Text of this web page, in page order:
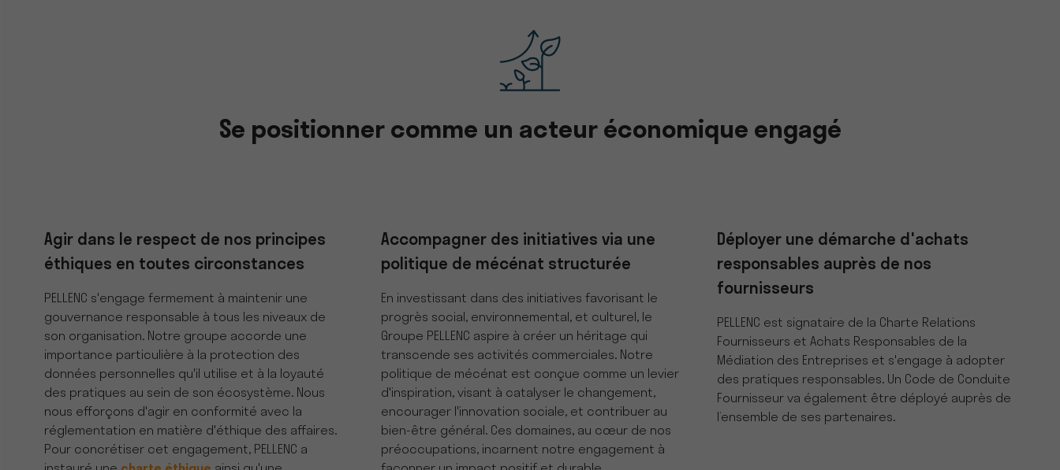
Se positionner comme un acteur économique engagé
Agir dans le respect de nos principes
éthiques en toutes circonstances
PELLENC s'engage fermement à maintenir une
gouvernance responsable à tous les niveaux de
son organisation. Notre groupe accorde une
importance particulière à la protection des
données personnelles qu'il utilise et à la loyauté
des pratiques au sein de son écosystème. Nous
nous efforçons d'agir en conformité avec la
réglementation en matière d'éthique des affaires.
Pour concrétiser cet engagement, PELLENC a
Accompagner des initiatives via une
politique de mécénat structurée
En investissant dans des initiatives favorisant le
progrès social, environnemental, et culturel, le
Groupe PELLENC aspire à créer un héritage qui
transcende ses activités commerciales. Notre
politique de mécénat est conçue comme un levier
d'inspiration, visant à catalyser le changement,
encourager l'innovation sociale, et contribuer au
bien-être général. Ces domaines, au cœur de nos
préoccupations, incarnent notre engagement à
Déployer une démarche d'achats
responsables auprès de nos
fournisseurs
PELLENC est signataire de la Charte Relations
Fournisseurs et Achats Responsables de la
Médiation des Entreprises et s'engage à adopter
des pratiques responsables. Un Code de Conduite
Fournisseur va également être déployé auprès de
l’ensemble de ses partenaires.